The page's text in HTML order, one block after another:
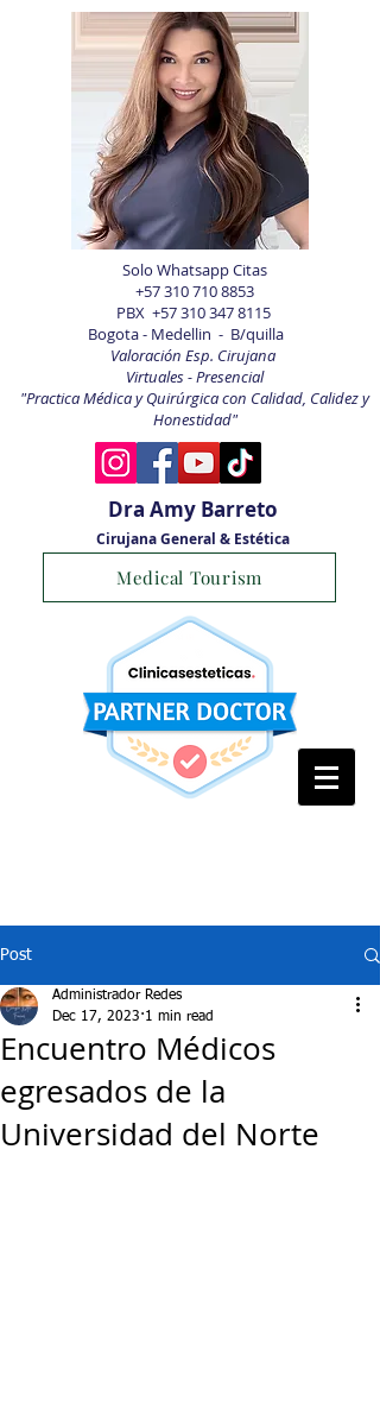
Solo Whatsapp Citas
+57 310 710 8853
PBX +57 310 347 8115
Bogota - Medellin - B/quilla
Valoración Esp. Cirujana
Virtuales - Presencial
"Practica Médica y Quirúrgica con Calidad, Calidez y
Honestidad"
Dra Amy Barreto
Cirujana General & Estética
Medical Tourism
Post
Encuentro Médicos
egresados de la
Universidad del Norte
Administrador Redes
Dec 17, 2023 1 min read